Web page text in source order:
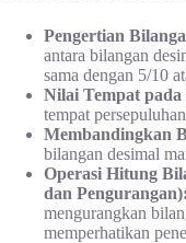
Pengertian
antara bilangan
sama dengan 5/10
Nilai Tempat
tempat
Membandingkan
bilangan desimal
Operasi Hitung
dan Pengurangan):
mengurangkan
memperhatikan